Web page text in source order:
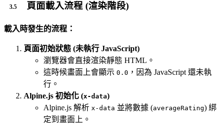
頁面載入流程 (渲染階段)
載入時發生的流程：
頁面初始狀態 (未執行 JavaScript)
瀏覽器會直接渲染靜態 HTML。
這時候畫面上會顯示 0.0 ，因為 JavaScript 還未執
行。
Alpine.js 初始化 (x-data)
Alpine.js 解析 x-data 並將數據 (averageRating) 綁
定到畫面上。